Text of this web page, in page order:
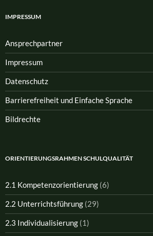
IMPRESSUM
Ansprech­partner
Impressum
Datenschutz
Barrierefreiheit und Einfache Sprache
Bildrechte
ORIENTIERUNGSRAHMEN SCHULQUALITÄT
2.1 Kompetenzorientierung (6)
2.2 Unterrichtsführung (29)
2.3 Individualisierung (1)